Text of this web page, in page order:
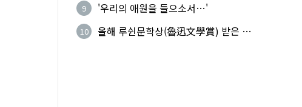
9 '우리의 애원을 들으소서…'
10
올해 루쉰문학상(魯迅文學賞) 받은 왕